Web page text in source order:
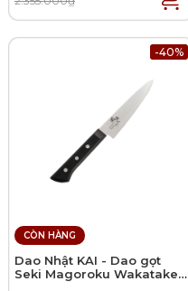
-40%
CÒN HÀNG
Dao Nhật KAI - Dao gọt
Seki Magoroku Wakatake -